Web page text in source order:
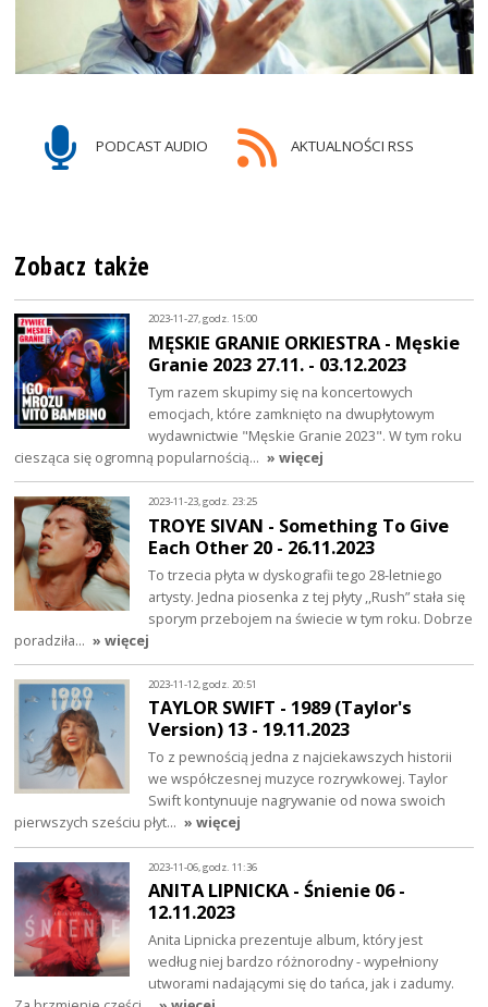
PODCAST AUDIO AKTUALNOŚCI RSS
Zobacz także
2023-11-27, godz. 15:00
MĘSKIE GRANIE ORKIESTRA - Męskie
Granie 2023 27.11. - 03.12.2023
Tym razem skupimy się na koncertowych
emocjach, które zamknięto na dwupłytowym
wydawnictwie "Męskie Granie 2023". W tym roku
ciesząca się ogromną popularnością… » więcej
2023-11-23, godz. 23:25
TROYE SIVAN - Something To Give
Each Other 20 - 26.11.2023
To trzecia płyta w dyskografii tego 28-letniego
artysty. Jedna piosenka z tej płyty ,,Rush” stała się
sporym przebojem na świecie w tym roku. Dobrze
poradziła… » więcej
2023-11-12, godz. 20:51
TAYLOR SWIFT - 1989 (Taylor's
Version) 13 - 19.11.2023
To z pewnością jedna z najciekawszych historii
we współczesnej muzyce rozrywkowej. Taylor
Swift kontynuuje nagrywanie od nowa swoich
pierwszych sześciu płyt… » więcej
2023-11-06, godz. 11:36
ANITA LIPNICKA - Śnienie 06 -
12.11.2023
Anita Lipnicka prezentuje album, który jest
według niej bardzo różnorodny - wypełniony
utworami nadającymi się do tańca, jak i zadumy.